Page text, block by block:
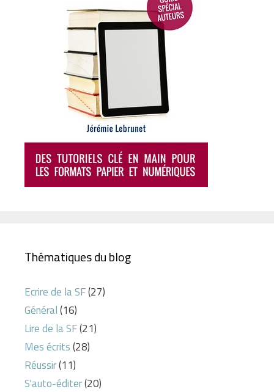
Thématiques du blog
Ecrire de la SF(27)
Général(16)
Lire de la SF(21)
Mes écrits(28)
Réussir(11)
S'auto-éditer(20)